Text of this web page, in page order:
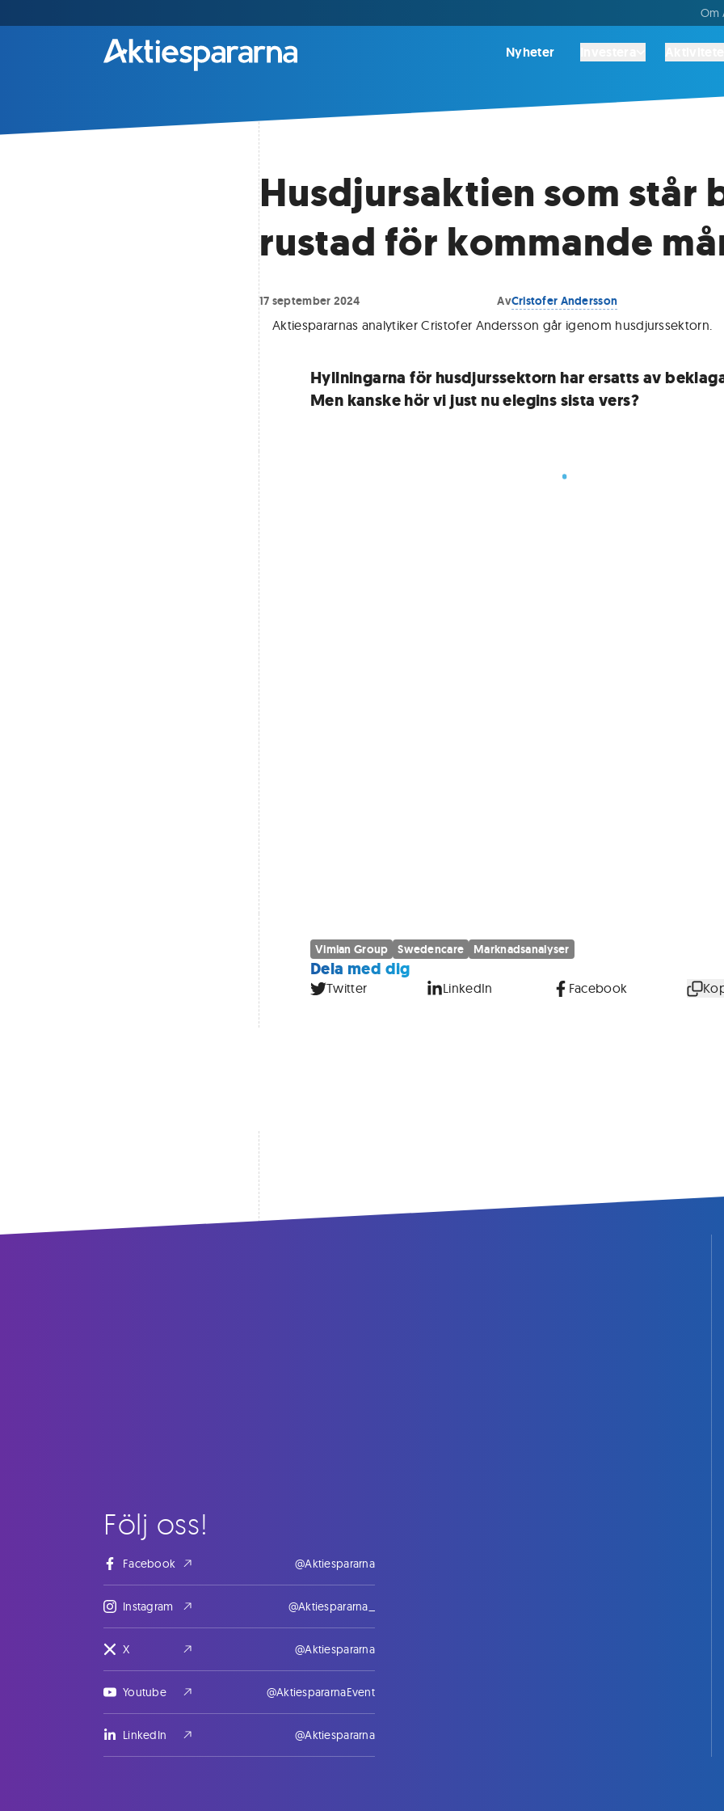
Om
Nyheter
Husdjursaktien som står
rustad för kommande
17 september 2024 AvCristofer Andersson
Aktiespararnas analytiker Cristofer Andersson går igenom husdjurssektorn.
Hyllningarna för husdjurssektorn har ersatts av
Men kanske hör vi just nu elegins sista vers?
Vimian Group Swedencare Marknadsanalyser
Dela med dig
Twitter LinkedIn Facebook
Följ oss!
Facebook @Aktiespararna
Instagram @Aktiespararna_
X @Aktiespararna
Youtube @AktiespararnaEvent
LinkedIn @Aktiespararna